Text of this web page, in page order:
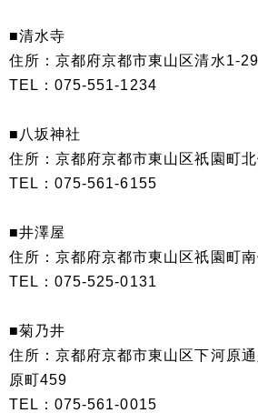
■清水寺
住所：京都府京都市東山区清水1-
TEL：075-551-1234
■八坂神社
住所：京都府京都市東山区祇園町
TEL：075-561-6155
■井澤屋
住所：京都府京都市東山区祇園町
TEL：075-525-0131
■菊乃井
住所：京都府京都市東山区下河原
原町459
TEL：075-561-0015